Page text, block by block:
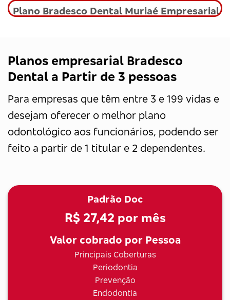
Plano Bradesco Dental Muriaé Empresarial
Planos empresarial Bradesco
Dental a Partir de 3 pessoas
Para empresas que têm entre 3 e 199 vidas e
desejam oferecer o melhor plano
odontológico aos funcionários, podendo ser
feito a partir de 1 titular e 2 dependentes.
Padrão Doc
R$ 27,42 por mês
Valor cobrado por Pessoa
Principais Coberturas
Periodontia
Prevenção
Endodontia